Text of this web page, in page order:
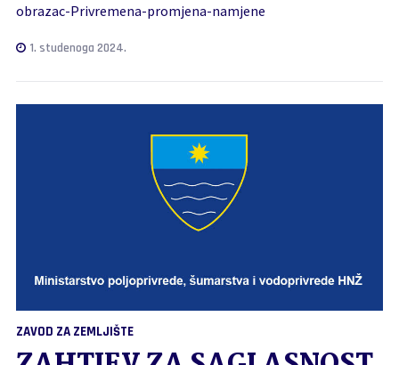
obrazac-Privremena-promjena-namjene
1. studenoga 2024.
ZAVOD ZA ZEMLJIŠTE